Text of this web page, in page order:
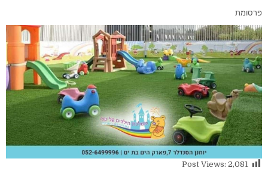
פרסומת
Post Views: 2,081